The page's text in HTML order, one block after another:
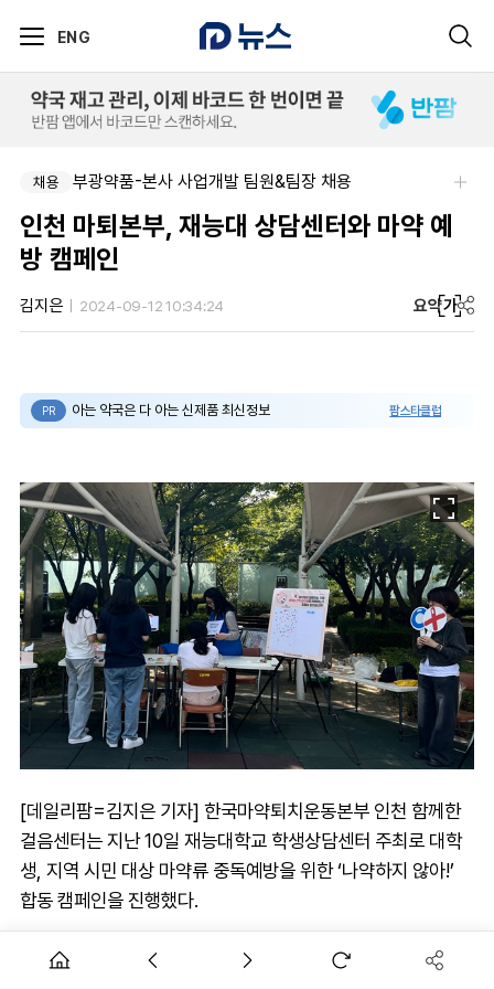
ENG
채용 부광약품-본사 사업개발 팀원&팀장 채용
인천 마퇴본부, 재능대 상담센터와 마약 예
방 캠페인
김지은 2024-09-12 10:34:24 요약가
PR 아는 약국은 다 아는 신제품 최신정보 팜스타클럽
[데일리팜=김지은 기자] 한국마약퇴치운동본부 인천 함께한
걸음센터는 지난 10일 재능대학교 학생상담센터 주최로 대학
생, 지역 시민 대상 마약류 중독예방을 위한 ‘나약하지 않아!’
합동 캠페인을 진행했다.
이번 캠페인에서 마퇴본부는 ▲마약 NO EXIT 타투 스티커 배